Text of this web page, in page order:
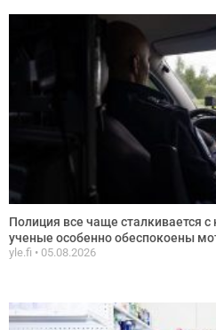
Полиция все чаще сталкивается
ученые особенно обеспокоены
yle.fi 05.08.2026